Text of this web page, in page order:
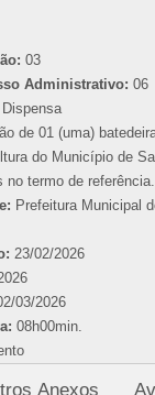
03
Administrativo: 06
Dispensa
de 01 (uma)
do Município de
no termo de referência.
Prefeitura Municipal
23/02/2026
03/2026
08h00min.
Anexos